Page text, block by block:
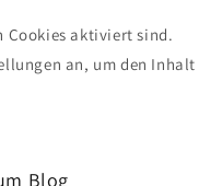
Cookies aktiviert sind.
an, um den Inhalt
Blog